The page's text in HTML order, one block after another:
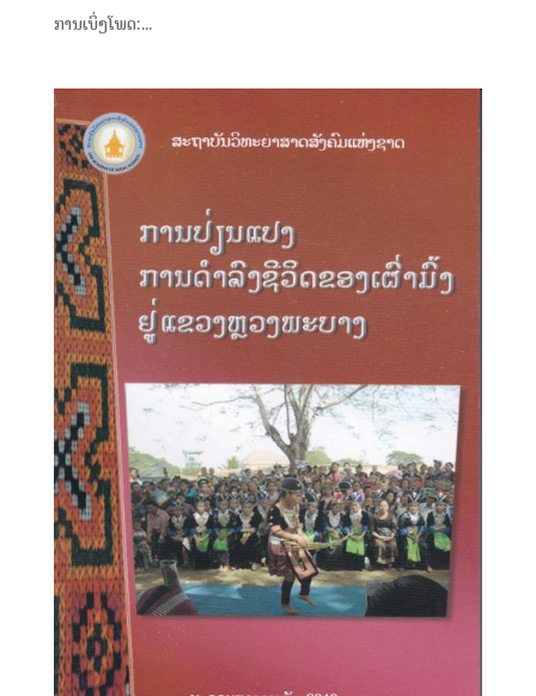
ການເບິ່ງໂພດ:...